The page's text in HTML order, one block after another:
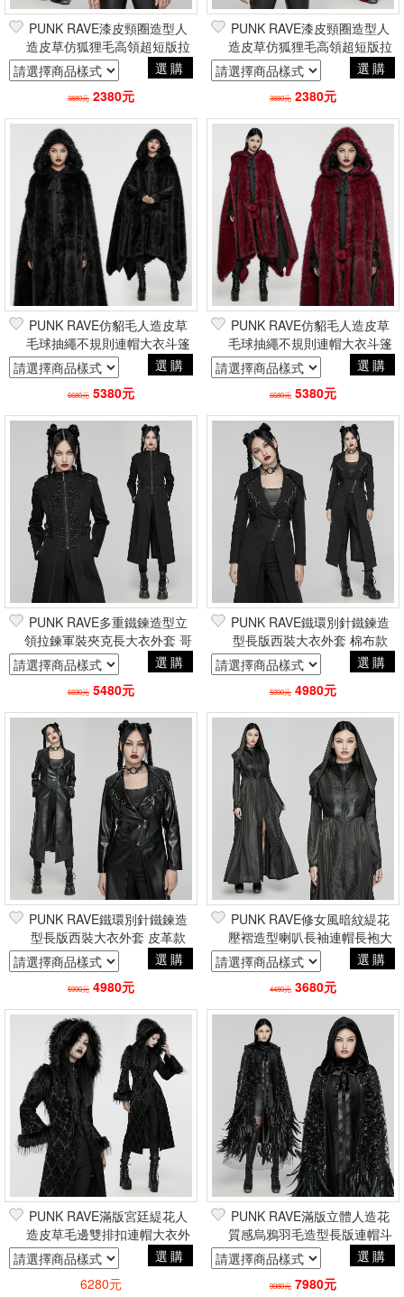
PUNK RAVE漆皮頸圈造型人
造皮草仿狐狸毛高領超短版拉
鍊夾克外套 黑 龐克搖滾重金
屬帥氣電玩風
選購
3880元 2380元
PUNK RAVE漆皮頸圈造型人
造皮草仿狐狸毛高領超短版拉
鍊夾克外套 紅 龐克搖滾重金
屬帥氣電玩風
選購
3880元 2380元
PUNK RAVE仿貂毛人造皮草
毛球抽繩不規則連帽大衣斗篷
披風 黑 哥德貴族暗黑巴洛克
吸血鬼
選購
6680元 5380元
PUNK RAVE仿貂毛人造皮草
毛球抽繩不規則連帽大衣斗篷
披風 紅 哥德貴族暗黑巴洛克
吸血鬼
選購
6680元 5380元
PUNK RAVE多重鐵鍊造型立
領拉鍊軍裝夾克長大衣外套 哥
德貴族凡爾賽巴洛克選購
6690元 5480元
PUNK RAVE鐵環別針鐵鍊造
型長版西裝大衣外套 棉布款
龐克搖滾重金屬帥氣電玩風
選購
5990元 4980元
PUNK RAVE鐵環別針鐵鍊造
型長版西裝大衣外套 皮革款
龐克搖滾重金屬帥氣電玩風
選購
5990元 4980元
PUNK RAVE修女風暗紋緹花
壓褶造型喇叭長袖連帽長袍大
衣 哥德貴族暗黑巴洛克吸血鬼
選購
4480元 3680元
PUNK RAVE滿版宮廷緹花人
造皮草毛邊雙排扣連帽大衣外
套 哥德貴族暗黑巴洛克吸血鬼
選購
6280元
PUNK RAVE滿版立體人造花
質感烏鴉羽毛造型長版連帽斗
篷披風 哥德貴族暗黑巴洛克吸
血鬼
選購
9980元 7980元